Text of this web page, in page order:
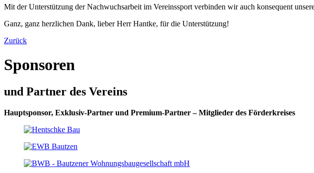
Mit der Unterstützung der Nachwuchsarbeit im Vereinssport verbinden wir auch konsequent
Ganz, ganz herzlichen Dank, lieber Herr Hantke, für die Unterstützung!
Zurück
Sponsoren
und Partner des Vereins
Hauptsponsor, Exklusiv-Partner und Premium-Partner – Mitglieder des Förderkreises